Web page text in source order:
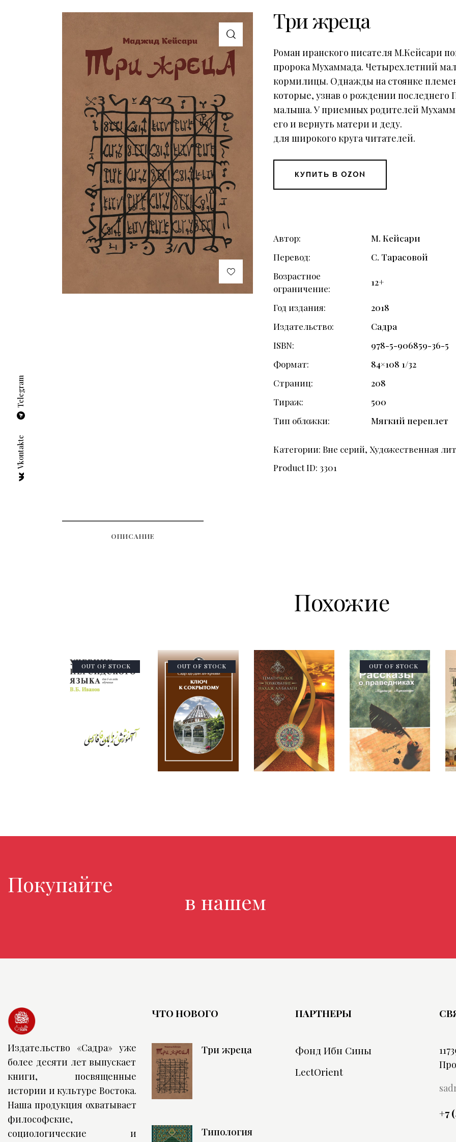
Три жреца
Роман иранского писателя М.Кейсари
пророка Мухаммада. Четырехлетний
кормилицы. Однажды на стоянке
которые, узнав о рождении последнего
малыша. У приемных родителей
его и вернуть матери и деду.
для широкого круга читателей.
КУПИТЬ В OZON
Автор
М. Кейсари
Перевод
С. Тарасовой
Возрастное
ограничение
12+
Год издания
2018
Издательство
Садра
ISBN
978-5-906859-36-5
Формат
84×108 1/32
Страниц
208
Тираж
500
Тип обложки
Мягкий переплет
Категории:Вне серий, Художественная
Product ID: 3301
ОПИСАНИЕ
Похожие
OUT OF STOCK OUT OF STOCK OUT OF STOCK
Покупайте любимые к
в нашем магазине
Издательство «Садра» уже
более десяти лет выпускает
книги, посвященные
истории и культуре Востока.
Наша продукция охватывает
философские,
социологические и
ЧТО НОВОГО
Три жреца
Типология
ПАРТНЕРЫ
Фонд Ибн Сины
LectOrient
+7
Vkontakte
Telegram